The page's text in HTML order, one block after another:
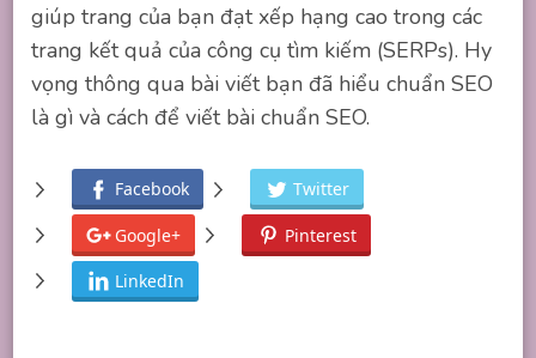
giúp trang của bạn đạt xếp hạng cao trong các
trang kết quả của công cụ tìm kiếm (SERPs). Hy
vọng thông qua bài viết bạn đã hiểu chuẩn SEO
là gì và cách để viết bài chuẩn SEO.
Facebook Twitter
Google+ Pinterest
LinkedIn